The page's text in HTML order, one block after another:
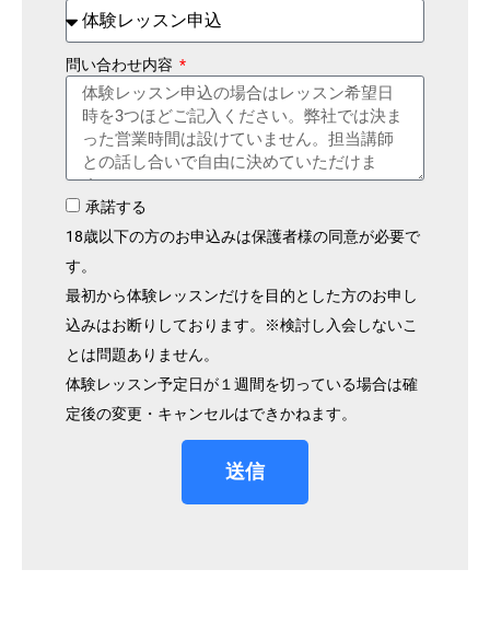
問い合わせ内容
承諾する
18歳以下の方のお申込みは保護者様の同意が必要で
す。
最初から体験レッスンだけを目的とした方のお申し
込みはお断りしております。※検討し入会しないこ
とは問題ありません。
体験レッスン予定日が１週間を切っている場合は確
定後の変更・キャンセルはできかねます。
送信